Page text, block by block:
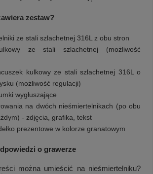
zestaw?
ze stali szlachetnej 316L z obu stron
ze stali szlachetnej (możliwość
kulkowy ze stali szlachetnej 316L o
(możliwość regulacji)
wygłuszające
na dwóch nieśmiertelnikach (po obu
- zdjęcia, grafika, tekst
prezentowe w kolorze granatowym
o grawerze
można umieścić na nieśmiertelniku?